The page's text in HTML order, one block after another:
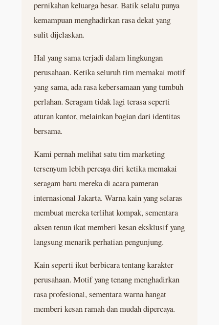
pernikahan keluarga besar. Batik selalu punya
kemampuan menghadirkan rasa dekat yang
sulit dijelaskan.
Hal yang sama terjadi dalam lingkungan
perusahaan. Ketika seluruh tim memakai motif
yang sama, ada rasa kebersamaan yang tumbuh
perlahan. Seragam tidak lagi terasa seperti
aturan kantor, melainkan bagian dari identitas
bersama.
Kami pernah melihat satu tim marketing
tersenyum lebih percaya diri ketika memakai
seragam baru mereka di acara pameran
internasional Jakarta. Warna kain yang selaras
membuat mereka terlihat kompak, sementara
aksen tenun ikat memberi kesan eksklusif yang
langsung menarik perhatian pengunjung.
Kain seperti ikut berbicara tentang karakter
perusahaan. Motif yang tenang menghadirkan
rasa profesional, sementara warna hangat
memberi kesan ramah dan mudah dipercaya.